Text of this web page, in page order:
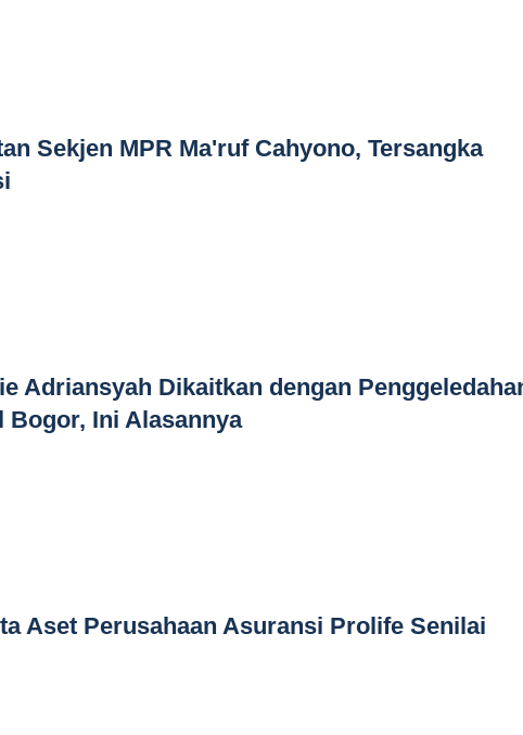
Sekjen MPR Ma'ruf Cahyono, Tersangka
Adriansyah Dikaitkan dengan
Bogor, Ini Alasannya
Aset Perusahaan Asuransi Prolife Senilai